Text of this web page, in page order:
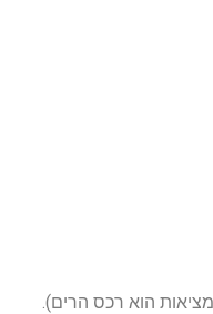
הוא רכס הרים).